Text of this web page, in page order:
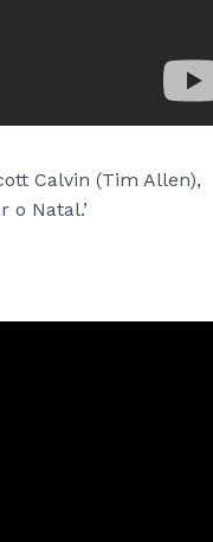
Calvin (Tim Allen),
o Natal.’